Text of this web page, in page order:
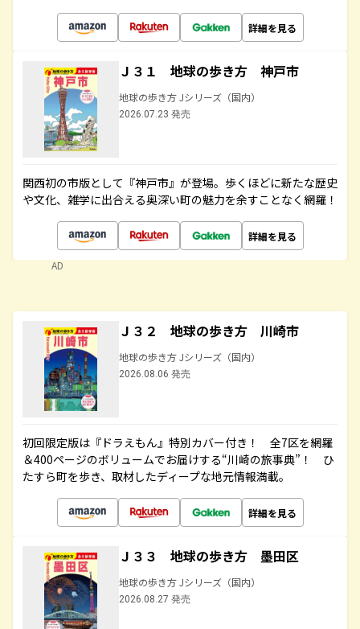
詳細を見る
Ｊ３１ 地球の歩き方 神戸市
地球の歩き方 Jシリーズ（国内）
2026.07.23 発売
関西初の市版として『神戸市』が登場。歩くほどに新たな歴史
や文化、雑学に出合える奥深い町の魅力を余すことなく網羅！
詳細を見る
AD
Ｊ３２ 地球の歩き方 川崎市
地球の歩き方 Jシリーズ（国内）
2026.08.06 発売
初回限定版は『ドラえもん』特別カバー付き！ 全7区を網羅
＆400ページのボリュームでお届けする“川崎の旅事典”！ ひ
たすら町を歩き、取材したディープな地元情報満載。
詳細を見る
Ｊ３３ 地球の歩き方 墨田区
地球の歩き方 Jシリーズ（国内）
2026.08.27 発売